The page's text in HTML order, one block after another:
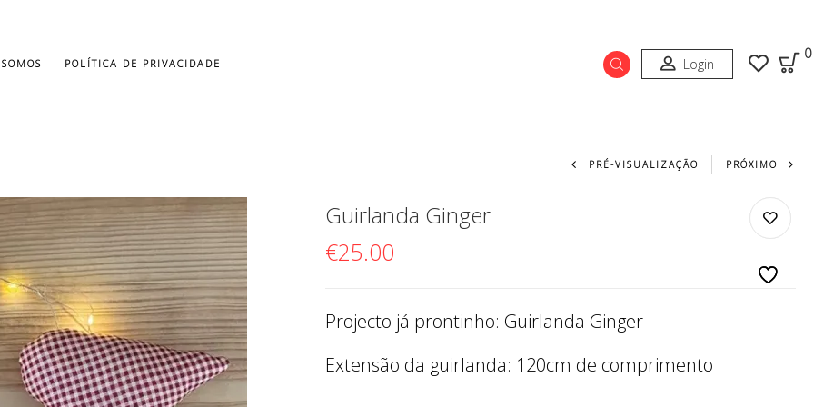
POLÍTICA DE PRIVACIDADE Login
0
Navegação do
PRÉ-VISUALIZAÇÃO PRÓXIMO
Guirlanda Ginger
€25.00
Projecto já prontinho: Guirlanda Ginger
Extensão da guirlanda: 120cm de comprimento